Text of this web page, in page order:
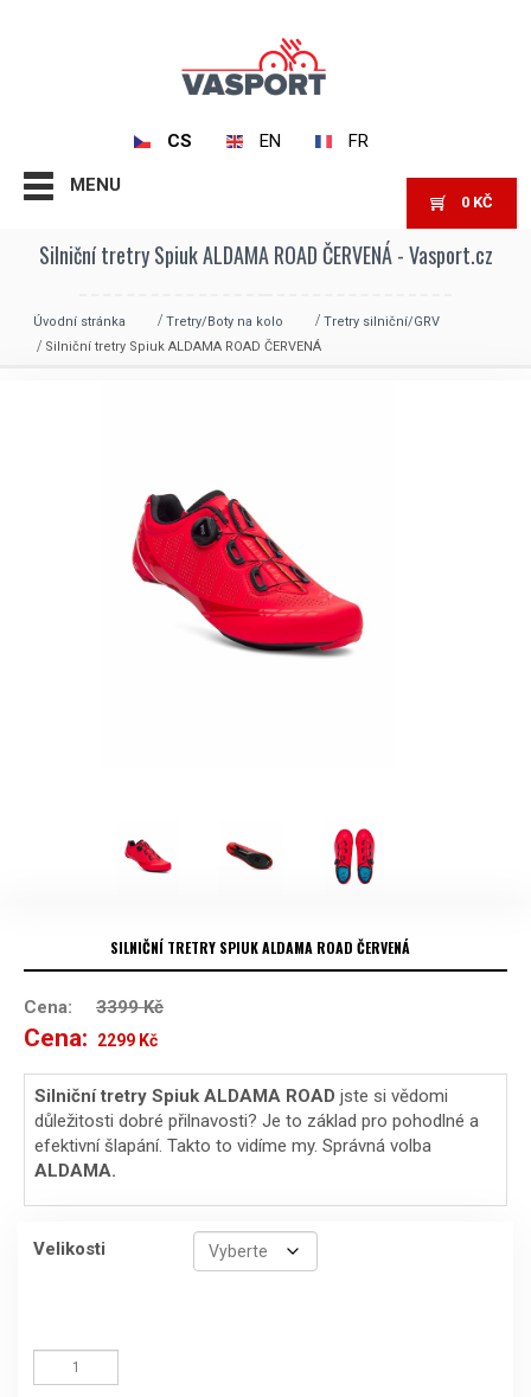
CS EN FR
MENU
0 KČ
Silniční tretry Spiuk ALDAMA ROAD ČERVENÁ - Vasport.cz
Úvodní stránka Tretry/Boty na kolo
Tretry silniční/GRV
Silniční tretry Spiuk ALDAMA ROAD ČERVENÁ
SILNIČNÍ TRETRY SPIUK ALDAMA ROAD ČERVENÁ
Cena: 3399Kč
Cena: Původní
cena
byla:
3399 Kč.
2299 Kč
cena
je:
Silniční tretry Spiuk ALDAMA ROAD jste si vědomi
důležitosti dobré přilnavosti? Je to základ pro pohodlné a
efektivní šlapání. Takto to vidíme my. Správná volba
ALDAMA.
Velikosti
Spiuk